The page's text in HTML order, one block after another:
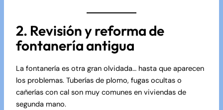
2. Revisión y reforma de
fontanería antigua
La fontanería es otra gran olvidada… hasta que aparecen
los problemas. Tuberías de plomo, fugas ocultas o
cañerías con cal son muy comunes en viviendas de
segunda mano.